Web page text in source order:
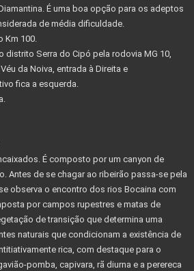
É uma boa opção para os adeptos
de média dificuldade.
Km 100.
distrito Serra do Cipó pela rodovia MG 10,
da Noiva, entrada à Direita e
fica a esquerda.
É composto por um canyon de
Antes de se chagar ao ribeirão passa-se pela
observa o encontro dos rios Bocaina com
por campos rupestres e matas de
de transição que determina uma
naturais que condicionam a existência de
rica, com destaque para o
pomba, capivara, rã diurna e a perereca